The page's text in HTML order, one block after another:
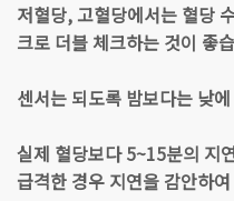
저혈당, 고혈당에서는 혈당
크로 더블 체크하는 것이 좋
센서는 되도록 밤보다는 낮
실제 혈당보다 5~15분의 지
급격한 경우 지연을 감안하